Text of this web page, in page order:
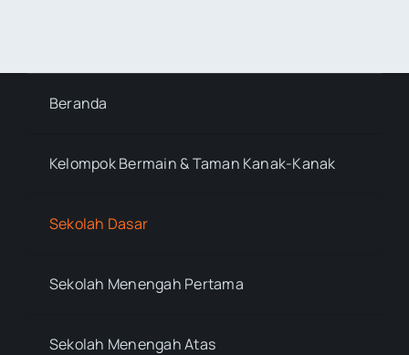
Beranda
Kelompok Bermain & Taman Kanak-Kanak
Sekolah Dasar
Sekolah Menengah Pertama
Sekolah Menengah Atas